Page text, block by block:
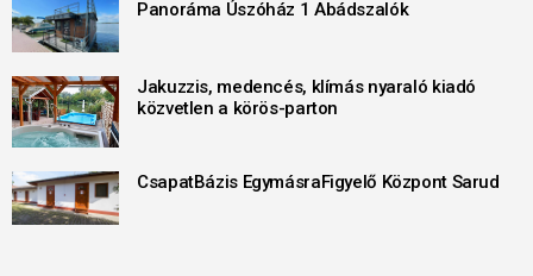
Panoráma Úszóház 1 Abádszalók
Jakuzzis, medencés, klímás nyaraló kiadó
közvetlen a körös-parton
CsapatBázis EgymásraFigyelő Központ Sarud